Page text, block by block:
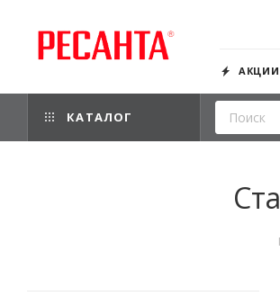
АКЦИИ
КАТАЛОГ